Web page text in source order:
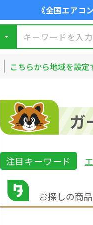
《全国エアコ
こちらから地域を設定
ガ
注目キーワード
お探しの商